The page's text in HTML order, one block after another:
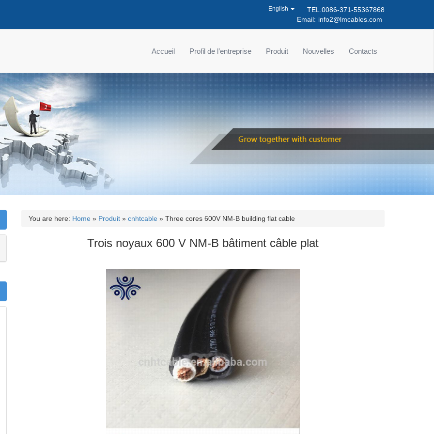
TEL:0086-371-55367868
Email: info2@lmcables.com
English
Accueil Profil de l’entreprise Produit Nouvelles Contacts
You are here: Home » Produit » cnhtcable » Three cores 600V NM-B building flat cable
Trois noyaux 600 V NM-B bâtiment câble plat